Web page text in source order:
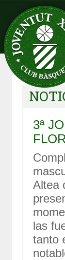
3ª
Altea
las
tanto